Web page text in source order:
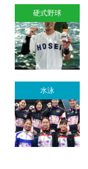
硬式野球
水泳